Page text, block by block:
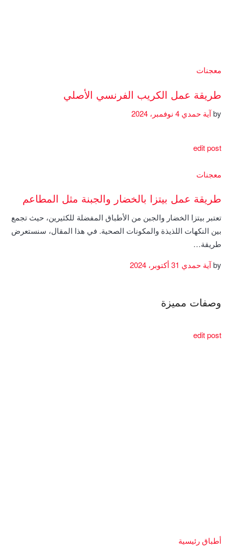
معجنات
طريقة عمل الكريب الفرنسي الأصلي
byآية حمدي
edit post
معجنات
طريقة عمل بيتزا بالخضار والجبنة مثل المطاعم
تعتبر بيتزا الخضار والجبن من الأطباق المفضلة للكثيرين، حيث تجمع
بين النكهات اللذيذة والمكونات الصحية. في هذا المقال، سنستعرض
طريقة…
byآية حمدي
وصفات مميزة
edit post
أطباق رئيسية